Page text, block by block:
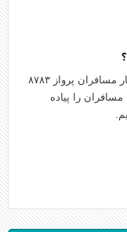
شرکت هواپیمایی چابهار با اشاره به جاگذاشتن بار مسافران پرواز ۸۷۸۳
مسافران را پیاده